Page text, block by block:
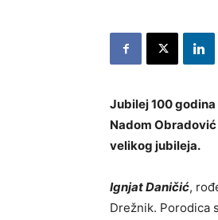
Jubilej 100
Nadom
velikog jubileja.
Ignjat Daničić,
Drežnik. Porodica